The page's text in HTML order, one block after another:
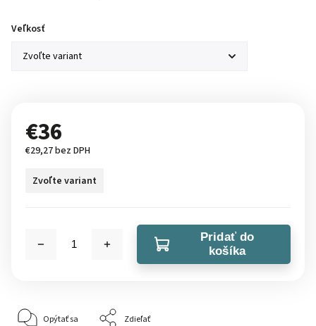
Veľkosť
€36
€29,27 bez DPH
Zvoľte variant
Pridať do
košíka
Opýtať sa Zdieľať